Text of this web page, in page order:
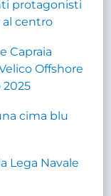
protagonisti
al centro
Capraia
Offshore
2025
cima blu
Lega Navale